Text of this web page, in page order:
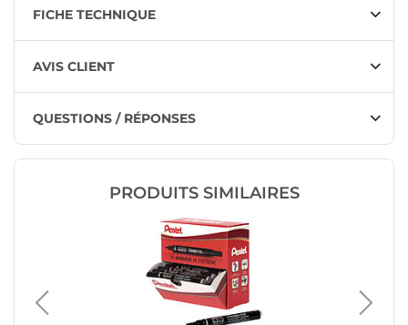
FICHE TECHNIQUE
AVIS CLIENT
QUESTIONS / RÉPONSES
PRODUITS SIMILAIRES